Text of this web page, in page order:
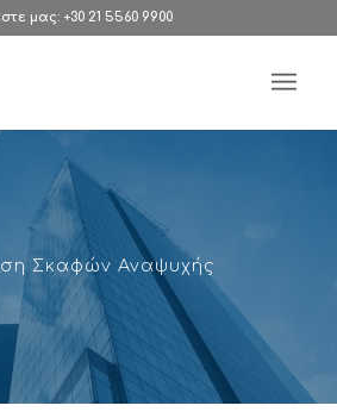
μας: +30 21 5560 9900
Σκαφών Αναψυχής